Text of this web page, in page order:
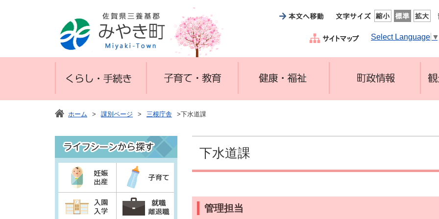
Select Language ▼
ホーム > 課別ページ > 三根庁舎 >下水道課
下水道課
管理担当